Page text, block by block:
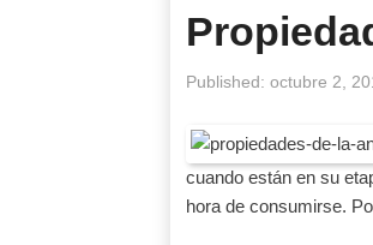
Published: octubre 2,
cuando están en su
hora de consumirse.